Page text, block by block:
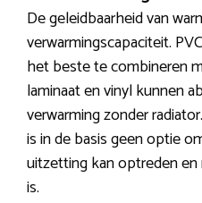
De geleidbaarheid van
verwarmingscapaciteit.
het beste te combineren
laminaat en vinyl kunnen
verwarming zonder
is in de basis geen optie
uitzetting kan optreden
is.